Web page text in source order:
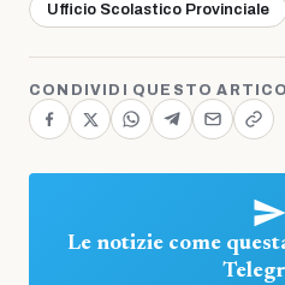
Ufficio Scolastico Provinciale
CONDIVIDI QUESTO
Le notizie come